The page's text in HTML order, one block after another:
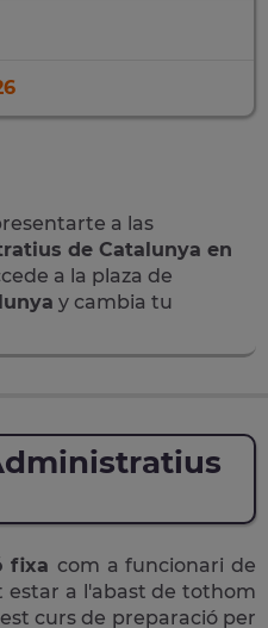
a las
de Catalunya en
a la plaza de
y cambia tu
fixa com a funcionari de
estar a l'abast de tothom
curs de preparació per